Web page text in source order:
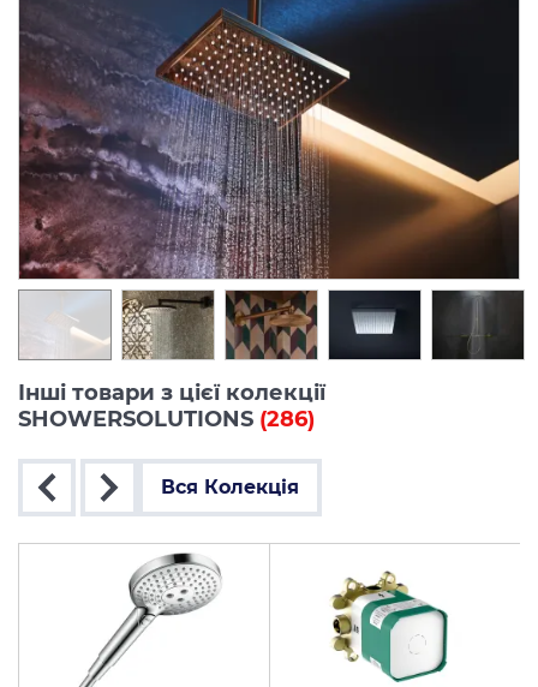
Інші товари з цієї колекції
SHOWERSOLUTIONS (286)
Вся Колекція